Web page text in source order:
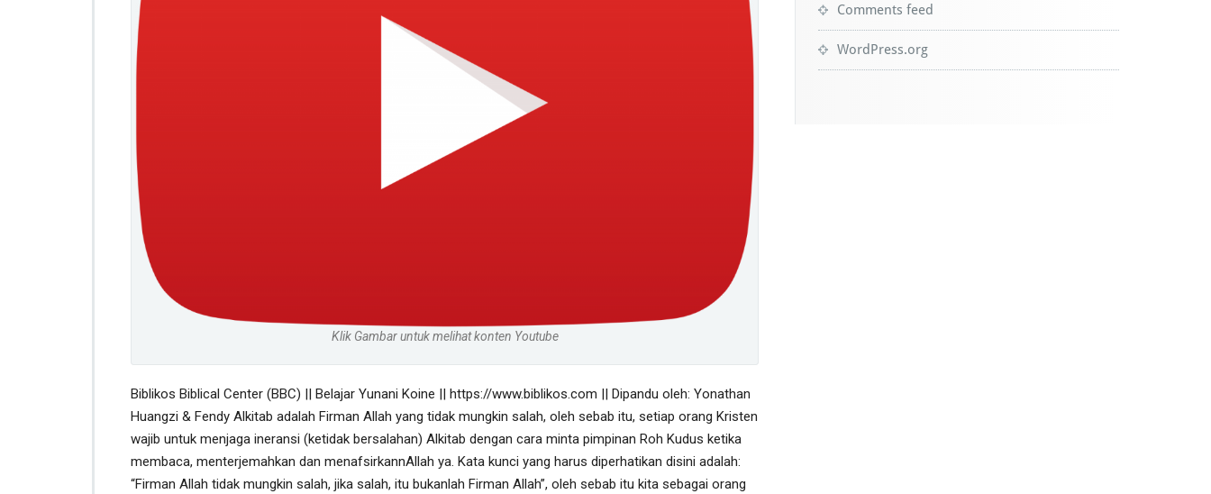
Klik Gambar untuk melihat konten Youtube
Biblikos Biblical Center (BBC) || Belajar Yunani Koine || https://www.biblikos.com || Dipandu oleh: Yonathan
Huangzi & Fendy Alkitab adalah Firman Allah yang tidak mungkin salah, oleh sebab itu, setiap orang Kristen
wajib untuk menjaga ineransi (ketidak bersalahan) Alkitab dengan cara minta pimpinan Roh Kudus ketika
membaca, menterjemahkan dan menafsirkannAllah ya. Kata kunci yang harus diperhatikan disini adalah:
“Firman Allah tidak mungkin salah, jika salah, itu bukanlah Firman Allah”, oleh sebab itu kita sebagai orang
Comments feed
WordPress.org